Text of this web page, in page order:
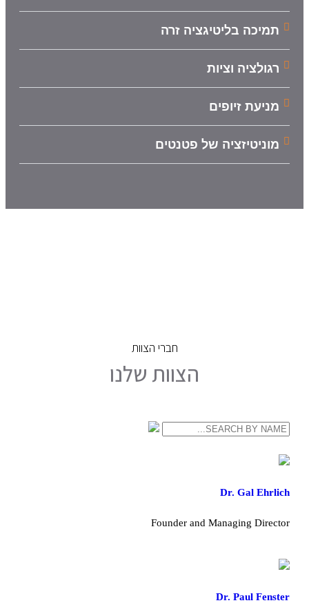
תמיכה בליטיגציה זרה
רגולציה וציות
מניעת זיופים
מוניטיזציה של פטנטים
חברי הצוות
הצוות שלנו
Dr. Gal Ehrlich
Founder and Managing Director
Dr. Paul Fenster